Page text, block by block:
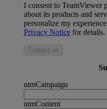
I consent to TeamViewer
about its products and
personalize my
Privacy Notice for details.
Contact us
utmCampaign
utmContent